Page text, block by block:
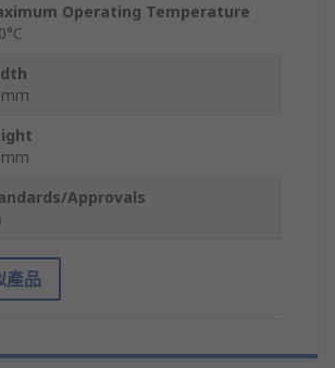
Operating Temperature
Approvals
產品